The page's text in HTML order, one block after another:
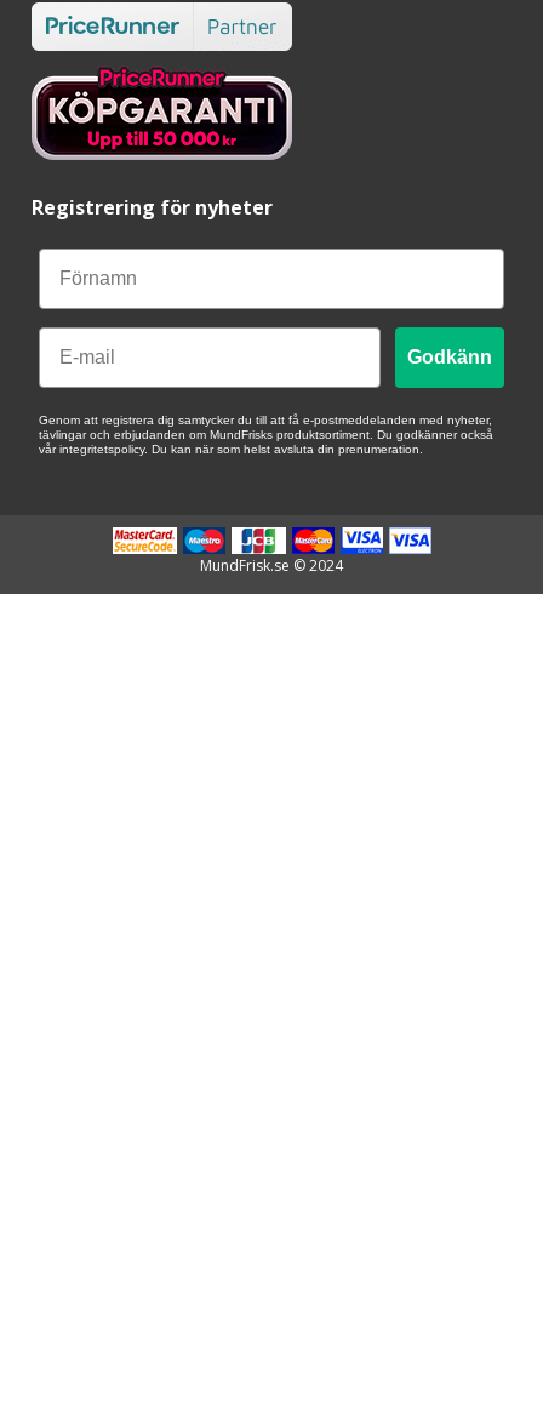
Registrering för nyheter
Email
Godkänn
Genom att registrera dig samtycker du till att få e-postmeddelanden med nyheter,
tävlingar och erbjudanden om MundFrisks produktsortiment. Du godkänner också
vår integritetspolicy. Du kan när som helst avsluta din prenumeration.
MundFrisk.se © 2024